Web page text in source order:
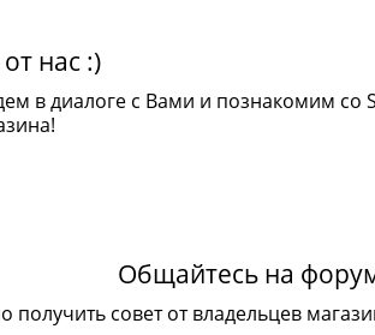
нас :)
в диалоге с Вами и познакомим со
Общайтесь на
совет от владельцев